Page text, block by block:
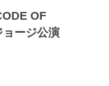
OF
ージ公演